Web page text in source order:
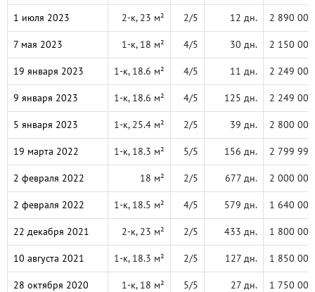
1 июля 2023 2-к, 23 м² 2/5 12 дн. 2 890 000
7 мая 2023 1-к, 18 м² 4/5 30 дн. 2 150 000
19 января 2023 1-к, 18.6 м² 4/5 11 дн. 2 249 000
9 января 2023 1-к, 18.6 м² 4/5 125 дн. 2 249 000
5 января 2023 1-к, 25.4 м² 2/5 39 дн. 2 800 000
19 марта 2022 1-к, 18.3 м² 5/5 156 дн. 2 799 999
2 февраля 2022 18 м² 2/5 677 дн. 2 000 000
2 февраля 2022 1-к, 18.5 м² 4/5 579 дн. 1 640 000
22 декабря 2021 2-к, 23 м² 2/5 433 дн. 1 800 000
10 августа 2021 1-к, 18.3 м² 2/5 127 дн. 1 850 000
28 октября 2020 1-к, 18 м² 5/5 27 дн. 1 750 000